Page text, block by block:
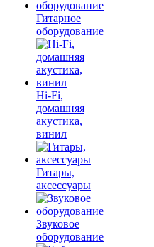
Гитарное
оборудование
Hi-Fi,
домашняя
акустика,
винил
Гитары,
аксессуары
Звуковое
оборудование